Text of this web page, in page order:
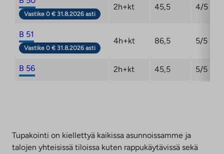
Vastike 0 € 31.8.2026 asti
2h+kt 45,5 4/5
B 51
Vastike 0 € 31.8.2026 asti
4h+kt 86,5 5/5
B 56 2h+kt 45,5 5/5
Tupakointi on kiellettyä kaikissa asunnoissamme ja
talojen yhteisissä tiloissa kuten rappukäytävissä sekä